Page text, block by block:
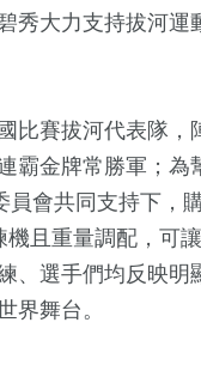
秀大力支持拔河運
比賽拔河代表隊
霸金牌常勝軍；
會共同支持下，
且重量調配，可
、選手們均反映
界舞台。
+
教文化交